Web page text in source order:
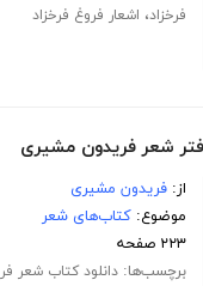
فرخزاد، اشعار فروغ فرخزاد
شعر فریدون مشیری
از:فریدون مشیری
موضوع:کتاب‌های شعر
۲۲۳ صفحه
برچسب‌ها:دانلود کتاب شعر